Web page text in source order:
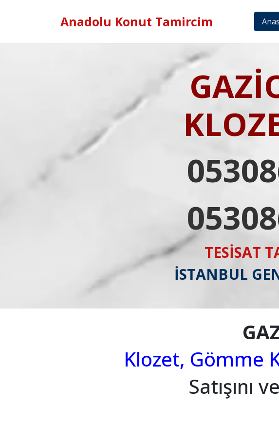
Anadolu Konut Tamircim
TESİSAT
İSTANBUL
Klozet, Gömme
Satışını